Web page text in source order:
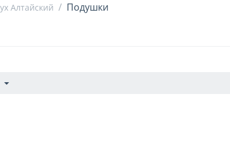
Алтайский / Подушки